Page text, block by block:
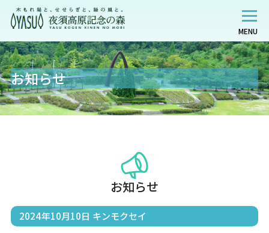
MENU
お知らせ
お知らせ
2024年10月10日 キンモクセイ